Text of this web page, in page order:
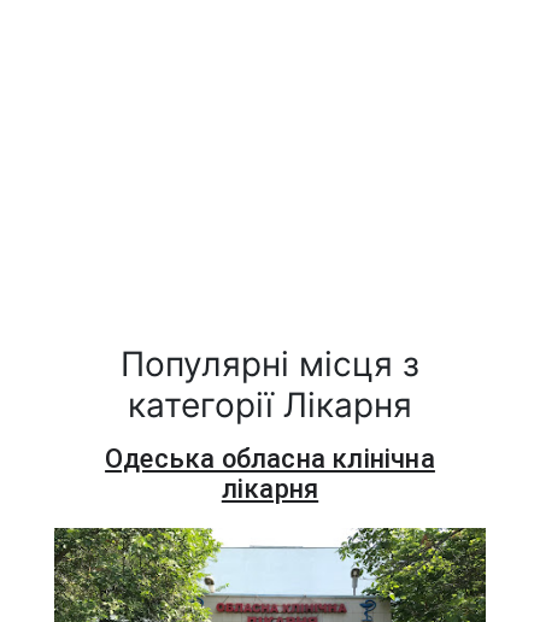
Популярні місця з
категорії Лікарня
Одеська обласна клінічна
лікарня